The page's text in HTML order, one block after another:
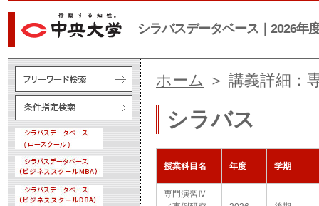
シラバスデータベース｜2026年
ホーム ＞ 講義詳細
シラバス
授業科目名 年度 学期
専門演習Ⅳ